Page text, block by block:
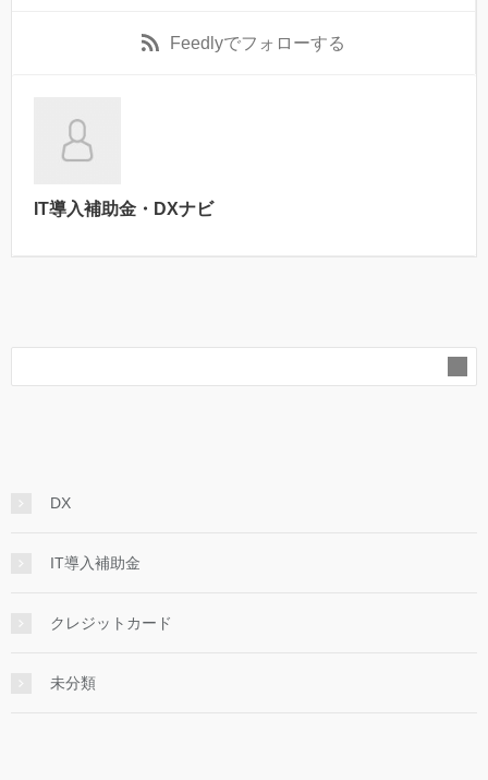
Feedlyでフォローする
IT導入補助金・DXナビ
DX
IT導入補助金
クレジットカード
未分類